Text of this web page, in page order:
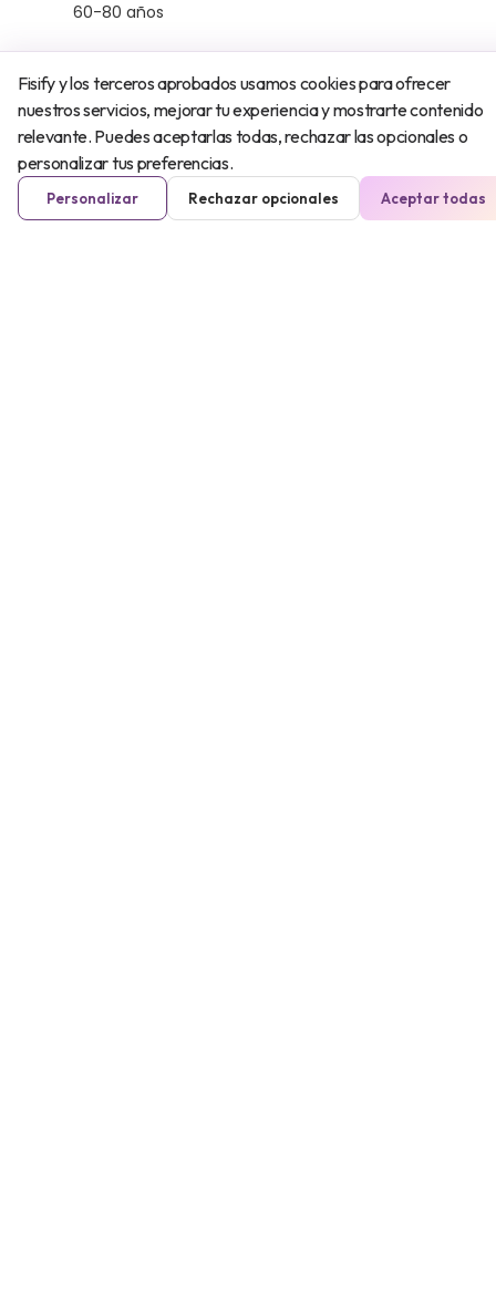
60-80 años
Fisify y los terceros aprobados usamos cookies para ofrecer
nuestros servicios, mejorar tu experiencia y mostrarte contenido
relevante. Puedes aceptarlas todas, rechazar las opcionales o
personalizar tus preferencias.
Personalizar Rechazar opcionales Aceptar todas